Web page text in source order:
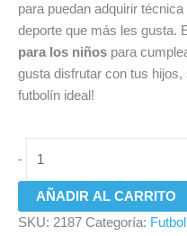
para puedan adquirir
deporte que más les gusta.
para los niños para
gusta disfrutar con tus
futbolín ideal!
-
AÑADIR AL CARRITO
SKU: 2187 Categoría: